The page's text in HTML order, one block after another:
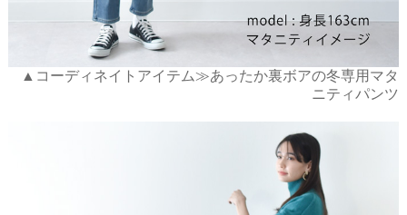
▲コーディネイトアイテム≫あったか裏ボアの冬専用マタ
ニティパンツ